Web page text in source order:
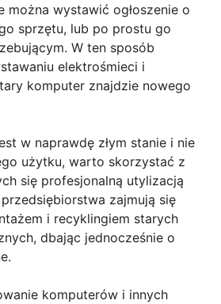
można wystawić ogłoszenie o
sprzętu, lub po prostu go
W ten sposób
elektrośmieci i
komputer znajdzie nowego
w naprawdę złym stanie i nie
użytku, warto skorzystać z
się profesjonalną utylizacją
zajmują się
i recyklingiem starych
dbając jednocześnie o
komputerów i innych